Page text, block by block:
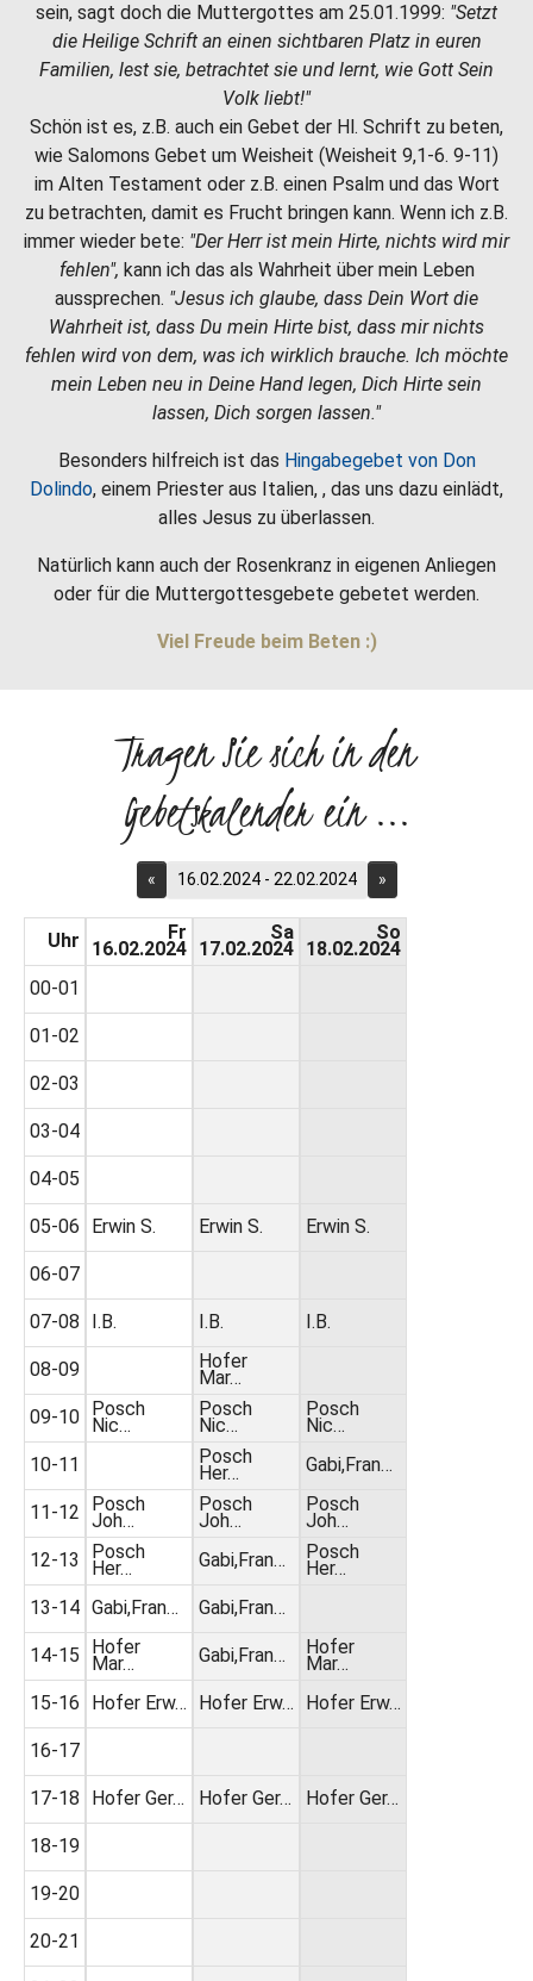
sein, sagt doch die Muttergottes am 25.01.1999: "Setzt
die Heilige Schrift an einen sichtbaren Platz in euren
Familien, lest sie, betrachtet sie und lernt, wie Gott Sein
Volk liebt!"
Schön ist es, z.B. auch ein Gebet der Hl. Schrift zu beten,
wie Salomons Gebet um Weisheit (Weisheit 9,1-6. 9-11)
im Alten Testament oder z.B. einen Psalm und das Wort
zu betrachten, damit es Frucht bringen kann. Wenn ich z.B.
immer wieder bete: "Der Herr ist mein Hirte, nichts wird mir
fehlen", kann ich das als Wahrheit über mein Leben
aussprechen. "Jesus ich glaube, dass Dein Wort die
Wahrheit ist, dass Du mein Hirte bist, dass mir nichts
fehlen wird von dem, was ich wirklich brauche. Ich möchte
mein Leben neu in Deine Hand legen, Dich Hirte sein
lassen, Dich sorgen lassen."
Besonders hilfreich ist das Hingabegebet von Don
Dolindo, einem Priester aus Italien, , das uns dazu einlädt,
alles Jesus zu überlassen.
Natürlich kann auch der Rosenkranz in eigenen Anliegen
oder für die Muttergottesgebete gebetet werden.
Viel Freude beim Beten :)
Tragen Sie sich in den
Gebetskalender ein ...
« 16.02.2024 - 22.02.2024 »
Uhr
00-01
01-02
02-03
03-04
04-05
05-06
06-07
07-08
08-09
09-10
10-11
11-12
12-13
13-14
14-15
15-16
16-17
17-18
18-19
19-20
20-21
Fr
16.02.2024
Erwin S.
I.B.
Posch
Nic…
Posch
Joh…
Posch
Her…
Gabi,Fran…
Hofer
Mar…
Hofer Erw…
Hofer Ger…
Sa
17.02.2024
Erwin S.
I.B.
Hofer
Mar…
Posch
Nic…
Posch
Her…
Posch
Joh…
Gabi,Fran…
Gabi,Fran…
Gabi,Fran…
Hofer Erw…
Hofer Ger…
So
18.02.2024
Erwin S.
I.B.
Posch
Nic…
Gabi,Fran…
Posch
Joh…
Posch
Her…
Hofer
Mar…
Hofer Erw…
Hofer Ger…